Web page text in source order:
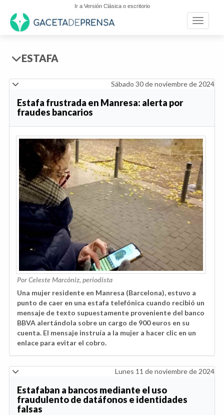
Ir a Versión Clásica o escritorio
Toggle
ESTAFA
Sábado 30 de noviembre de 2024
Estafa frustrada en Manresa: alerta por
fraudes bancarios
Por Celeste Marcóniz, periodista
Una mujer residente en Manresa (Barcelona), estuvo a
punto de caer en una estafa telefónica cuando recibió un
mensaje de texto supuestamente proveniente del banco
BBVA alertándola sobre un cargo de 900 euros en su
cuenta. El mensaje instruía a la mujer a hacer clic en un
enlace para evitar el cobro.
Lunes 11 de noviembre de 2024
Estafaban a bancos mediante el uso
fraudulento de datáfonos e identidades
falsas